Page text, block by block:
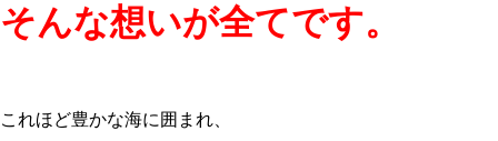
そんな想いが全てです。
これほど豊かな海に囲まれ、